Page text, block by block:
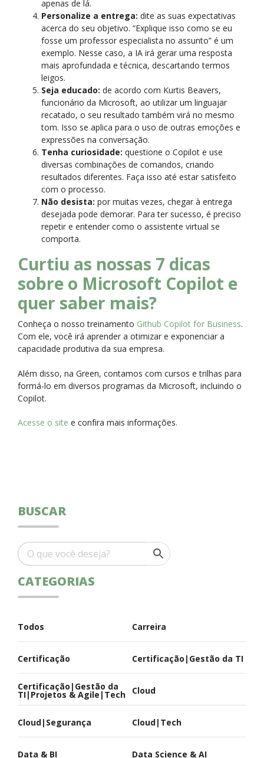
apenas de lá.
Personalize a entrega: dite as suas expectativas
acerca do seu objetivo. “Explique isso como se eu
fosse um professor especialista no assunto” é um
exemplo. Nesse caso, a IA irá gerar uma resposta
mais aprofundada e técnica, descartando termos
leigos.
Seja educado: de acordo com Kurtis Beavers,
funcionário da Microsoft, ao utilizar um linguajar
recatado, o seu resultado também virá no mesmo
tom. Isso se aplica para o uso de outras emoções e
expressões na conversação.
Tenha curiosidade: questione o Copilot e use
diversas combinações de comandos, criando
resultados diferentes. Faça isso até estar satisfeito
com o processo.
Não desista: por muitas vezes, chegar à entrega
desejada pode demorar. Para ter sucesso, é preciso
repetir e entender como o assistente virtual se
comporta.
Curtiu as nossas 7 dicas
sobre o Microsoft Copilot e
quer saber mais?
Conheça o nosso treinamento Github Copilot for Business.
Com ele, você irá aprender a otimizar e exponenciar a
capacidade produtiva da sua empresa.
Além disso, na Green, contamos com cursos e trilhas para
formá-lo em diversos programas da Microsoft, incluindo o
Copilot.
Acesse o site e confira mais informações.
BUSCAR
CATEGORIAS
Todos Carreira
Certificação Certificação|Gestão da TI
Certificação|Gestão da
TI|Projetos & Agile|Tech Cloud
Cloud|Segurança Cloud|Tech
Data & BI Data Science & AI